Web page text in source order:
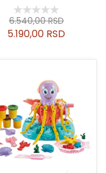
6.540,00 RSD
5.190,00 RSD